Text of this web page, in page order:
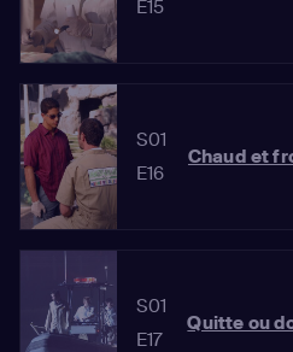
E15
S01
E16
Chaud et
S01
E17
Quitte ou